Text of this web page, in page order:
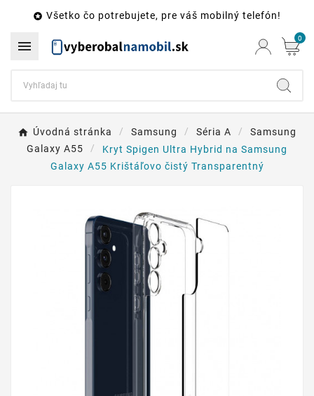
 Všetko čo potrebujete, pre váš mobilný telefón!
 0
Úvodná stránka Samsung Séria A
Samsung
Galaxy A55
Kryt Spigen Ultra Hybrid na Samsung
Galaxy A55 Krištáľovo čistý Transparentný